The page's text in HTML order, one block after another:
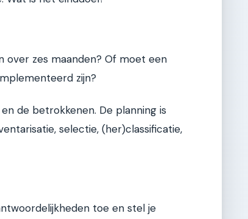
over zes maanden? Of moet een
zijn?
de betrokkenen. De planning is
selectie, (her)classificatie,
toe en stel je